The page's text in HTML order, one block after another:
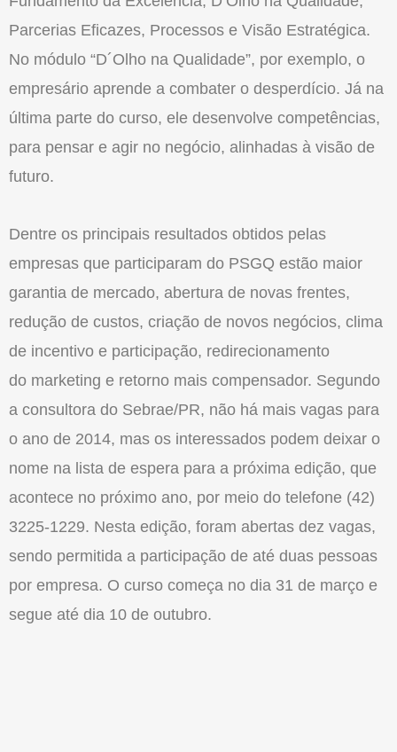
Parcerias Eficazes, Processos e Visão Estratégica.
No módulo “D´Olho na Qualidade”, por exemplo, o
empresário aprende a combater o desperdício. Já na
última parte do curso, ele desenvolve competências,
para pensar e agir no negócio, alinhadas à visão de
futuro.
Dentre os principais resultados obtidos pelas
empresas que participaram do PSGQ estão maior
garantia de mercado, abertura de novas frentes,
redução de custos, criação de novos negócios, clima
de incentivo e participação, redirecionamento
do marketing e retorno mais compensador. Segundo
a consultora do Sebrae/PR, não há mais vagas para
o ano de 2014, mas os interessados podem deixar o
nome na lista de espera para a próxima edição, que
acontece no próximo ano, por meio do telefone (42)
3225-1229. Nesta edição, foram abertas dez vagas,
sendo permitida a participação de até duas pessoas
por empresa. O curso começa no dia 31 de março e
segue até dia 10 de outubro.